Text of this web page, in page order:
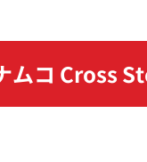
ムコ Cross